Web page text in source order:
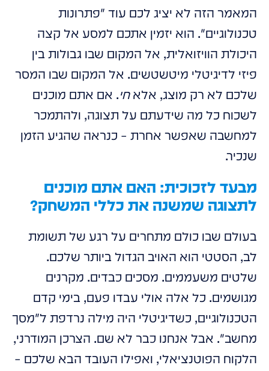
המאמר הזה לא יציג לכם עוד "פתרונות
טכנולוגיים". הוא יזמין אתכם למסע אל קצה
היכולת הוויזואלית, אל המקום שבו גבולות בין
פיזי לדיגיטלי מיטשטשים. אל המקום שבו המסר
שלכם לא רק מוצג, אלאחי. אם אתם מוכנים
לשכוח כל מה שידעתם על תצוגה, ולהתמכר
למחשבה שאפשר אחרת – כנראה שהגיע הזמן
שנכיר.
מבעד לזכוכית: האם אתם מוכנים
לתצוגה שמשנה את כללי המשחק?
בעולם שבו כולם מתחרים על רגע של תשומת
לב, הסטטי הוא האויב הגדול ביותר שלכם.
שלטים משעממים. מסכים כבדים. מקרנים
מגושמים. כל אלה אולי עבדו פעם, בימי קדם
הטכנולוגיים, כשדיגיטלי היה מילה נרדפת ל"מסך
מחשב". אבל אנחנו כבר לא שם. הצרכן המודרני,
הלקוח הפוטנציאלי, ואפילו העובד הבא שלכם –